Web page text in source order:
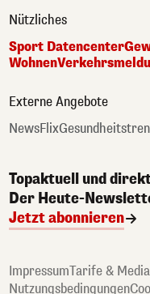
Nützliches
Sport Datencenter
Wohnen
Externe Angebote
NewsFlix
Topaktuell und
Der Heute-
Jetzt abonnieren
ImpressumTarife &
Nutzungsbedingungen